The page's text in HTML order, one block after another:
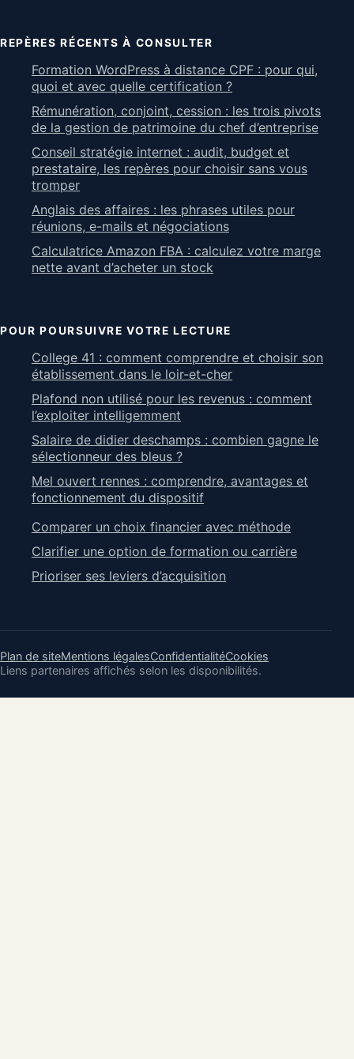
REPÈRES RÉCENTS À CONSULTER
Formation WordPress à distance CPF : pour qui,
quoi et avec quelle certification ?
Rémunération, conjoint, cession : les trois pivots
de la gestion de patrimoine du chef d’entreprise
Conseil stratégie internet : audit, budget et
prestataire, les repères pour choisir sans vous
tromper
Anglais des affaires : les phrases utiles pour
réunions, e-mails et négociations
Calculatrice Amazon FBA : calculez votre marge
nette avant d’acheter un stock
POUR POURSUIVRE VOTRE LECTURE
College 41 : comment comprendre et choisir son
établissement dans le loir-et-cher
Plafond non utilisé pour les revenus : comment
l’exploiter intelligemment
Salaire de didier deschamps : combien gagne le
sélectionneur des bleus ?
Mel ouvert rennes : comprendre, avantages et
fonctionnement du dispositif
Comparer un choix financier avec méthode
Clarifier une option de formation ou carrière
Prioriser ses leviers d’acquisition
Plan de siteMentions légalesConfidentialitéCookies
Liens partenaires affichés selon les disponibilités.